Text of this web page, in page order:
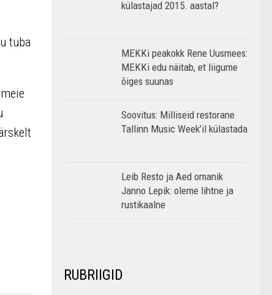
tuba
külastajad 2015. aastal?
MEKKi peakokk Rene Uusmees:
MEKKi edu näitab, et liigume
õiges suunas
Soovitus: Milliseid restorane
Tallinn Music Week’il külastada
Leib Resto ja Aed omanik
Janno Lepik: oleme lihtne ja
rustikaalne
RUBRIIGID